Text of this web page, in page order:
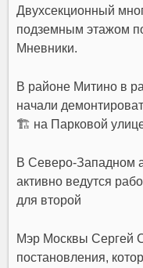
Двухсекционный
подземным этажом
Мневники.
В районе Митино в
начали
🏗 на Парковой
В Северо-Западном
активно ведутся
для второй
Мэр Москвы Сергей
постановления,